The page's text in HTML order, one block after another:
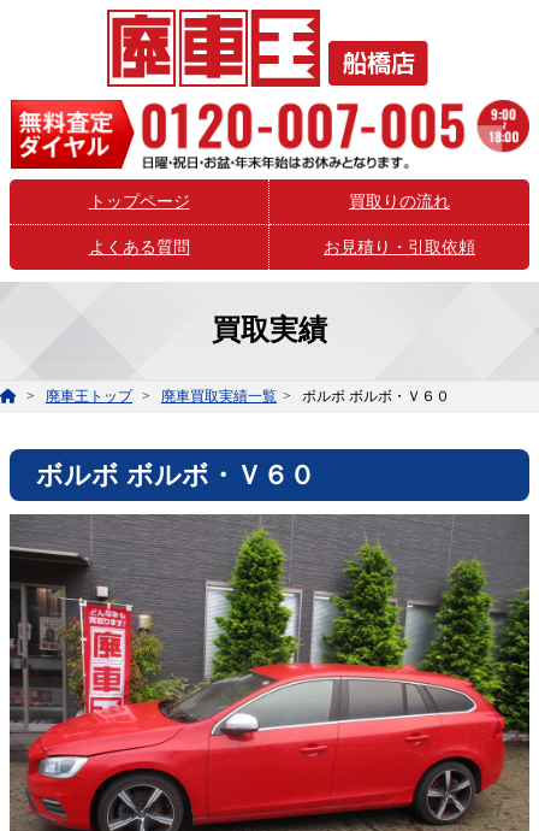
トップページ 買取りの流れ
よくある質問 お見積り・引取依頼
買取実績
廃車王トップ 廃車買取実績一覧 ボルボ ボルボ・Ｖ６０
ボルボ ボルボ・Ｖ６０